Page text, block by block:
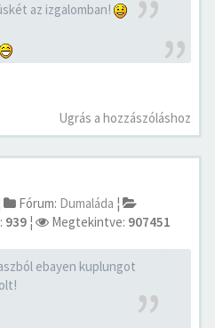
az izgalomban!
Ugrás a hozzászóláshoz
Fórum: Dumaláda ¦
939 ¦ Megtekintve: 907451
ebayen kuplungot